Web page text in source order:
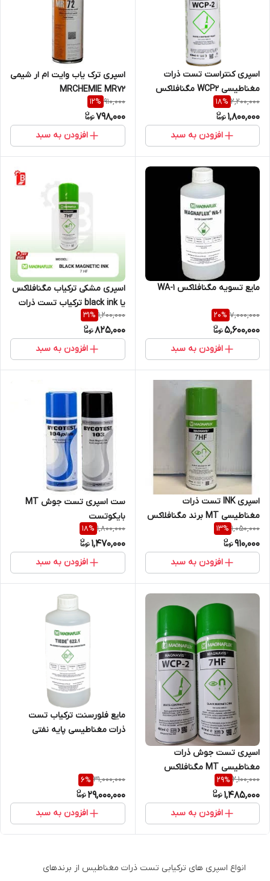
اسپری کنتراست تست ذرات
مغناطیسی WCP2 مگنافلاکس
اصل انگستان
2,200,000
18%
1,800,000
افزودن به سبد
اسپری ترک یاب وایت ام ار شیمی
MRCHEMIE MR72
910,000
12%
798,000
افزودن به سبد
مایع تسویه مگنافلاکس WA-1
7,000,000
20%
5,600,000
افزودن به سبد
اسپری مشکی ترکیاب مگنافلاکس
یا black ink ترکیاب تست ذرات
تاریخ انقضا 2 الی 3 سال
1,200,000
31%
825,000
افزودن به سبد
اسپری INK تست ذرات
مغناطیسی MT برند مگنافلاکس
کد 7HF همراه سرتیفیکیت
1,050,000
13%
910,000
افزودن به سبد
ست اسپری تست جوش MT
بایکوتست
1,800,000
18%
1,470,000
افزودن به سبد
اسپری تست جوش ذرات
مغناطیسی MT مگنافلاکس
2,100,000
29%
1,485,000
افزودن به سبد
مایع فلورسنت ترکیاب تست
ذرات مغناطیسی پایه نفتی
31,000,000
6%
29,000,000
افزودن به سبد
انواع اسپری های ترکیابی تست ذرات مغناطیس از برندهای